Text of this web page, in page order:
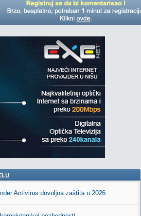
Antivirus dovoljna zaštita u 2026.